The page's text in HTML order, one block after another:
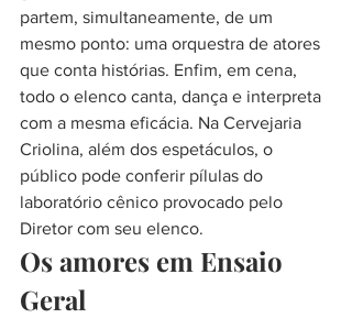
partem, simultaneamente, de um
mesmo ponto: uma orquestra de atores
que conta histórias. Enfim, em cena,
todo o elenco canta, dança e interpreta
com a mesma eficácia. Na Cervejaria
Criolina, além dos espetáculos, o
público pode conferir pílulas do
laboratório cênico provocado pelo
Diretor com seu elenco.
Os amores em Ensaio
Geral